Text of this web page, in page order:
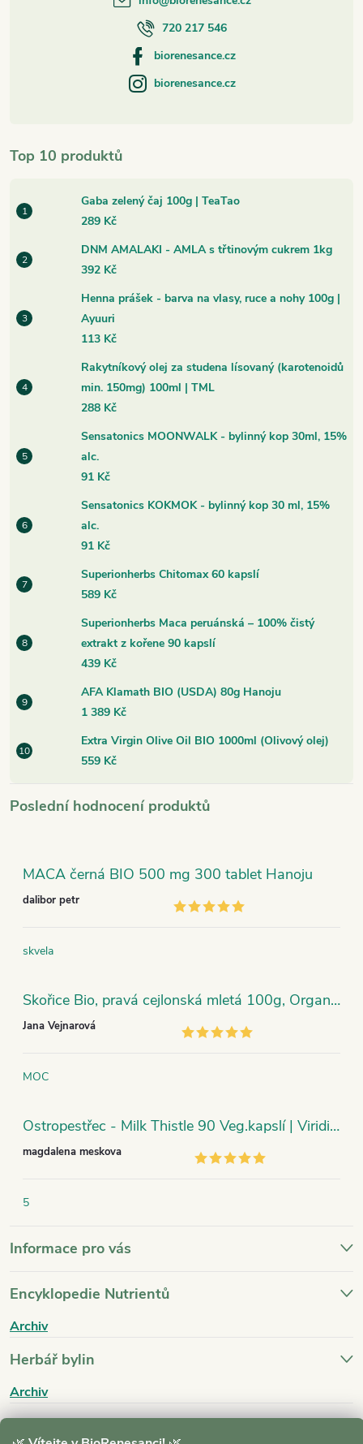
Top 10 produktů
Gaba zelený čaj 100g | TeaTao
289 Kč
DNM AMALAKI - AMLA s třtinovým cukrem 1kg
392 Kč
Henna prášek - barva na vlasy, ruce a nohy 100g |
Ayuuri
113 Kč
Rakytníkový olej za studena lísovaný (karotenoidů
min. 150mg) 100ml | TML
288 Kč
Sensatonics MOONWALK - bylinný kop 30ml, 15%
alc.
91 Kč
Sensatonics KOKMOK - bylinný kop 30 ml, 15%
alc.
91 Kč
Superionherbs Chitomax 60 kapslí
589 Kč
Superionherbs Maca peruánská – 100% čistý
extrakt z kořene 90 kapslí
439 Kč
AFA Klamath BIO (USDA) 80g Hanoju
1 389 Kč
Extra Virgin Olive Oil BIO 1000ml (Olivový olej)
559 Kč
Poslední hodnocení produktů
MACA černá BIO 500 mg 300 tablet Hanoju
dalibor petr
skvela
Skořice Bio, pravá cejlonská mletá 100g, Organic India
Jana Vejnarová
MOC
Ostropestřec - Milk Thistle 90 Veg.kapslí | Viridian
magdalena meskova
5
Informace pro vás
Encyklopedie Nutrientů
Archiv
Herbář bylin
Archiv
720 217 546
biorenesance.cz
biorenesance.cz